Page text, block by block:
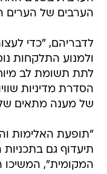
הערבים של הערים
לדבריהם, "כדי
ולמנוע התלקחות
לתת תשומת לב
הסדרת מדיניות
של מענה מתאים של
"תופעת האלימות
תיעדוף גם
המקומית", המשיכו